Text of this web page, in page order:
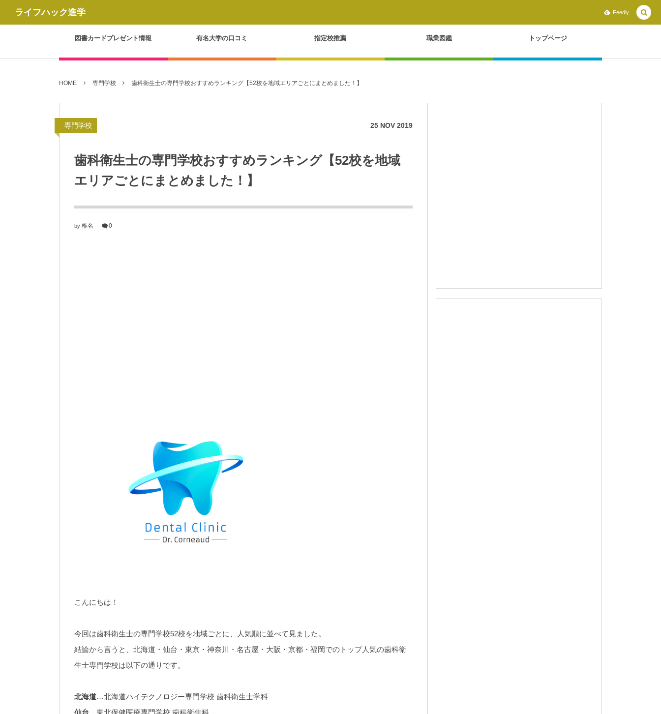
ライフハック進学 Feedly
図書カードプレゼント情報 有名大学の口コミ 指定校推薦 職業図鑑 トップページ
HOME 専門学校 歯科衛生士の専門学校おすすめランキング【52校を地域エリアごとにまとめました！】
専門学校 25 NOV 2019
歯科衛生士の専門学校おすすめランキング【52校を地域
エリアごとにまとめました！】
by 椎名 0
こんにちは！
今回は歯科衛生士の専門学校52校を地域ごとに、人気順に並べて見ました。
結論から言うと、北海道・仙台・東京・神奈川・名古屋・大阪・京都・福岡でのトップ人気の歯科衛
生士専門学校は以下の通りです。
北海道…北海道ハイテクノロジー専門学校 歯科衛生士学科
仙台…東北保健医療専門学校 歯科衛生科